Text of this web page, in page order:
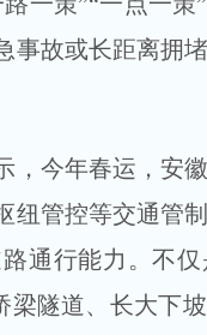
事故或长距离拥
今年春运，安
纽管控等交通管
通行能力。不
梁隧道、长大下